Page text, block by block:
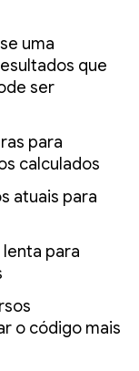
uma
que
ser
para
calculados
atuais para
para
o código mais